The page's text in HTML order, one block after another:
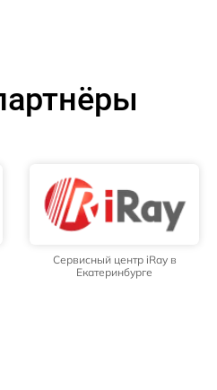
Сервисный центр iRay в
Екатеринбурге